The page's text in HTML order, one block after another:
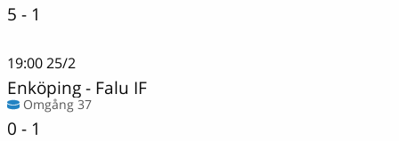
5 - 1
19:0025/2
Enköping- Falu IF
Omgång 37
0 - 1